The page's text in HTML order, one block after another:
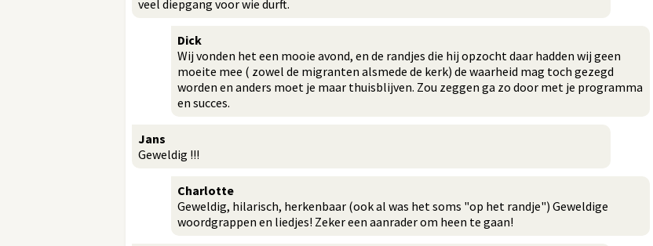
veel diepgang voor wie durft.
Dick
Wij vonden het een mooie avond, en de randjes die hij opzocht daar hadden wij geen
moeite mee ( zowel de migranten alsmede de kerk) de waarheid mag toch gezegd
worden en anders moet je maar thuisblijven. Zou zeggen ga zo door met je programma
en succes.
Jans
Geweldig !!!
Charlotte
Geweldig, hilarisch, herkenbaar (ook al was het soms "op het randje") Geweldige
woordgrappen en liedjes! Zeker een aanrader om heen te gaan!